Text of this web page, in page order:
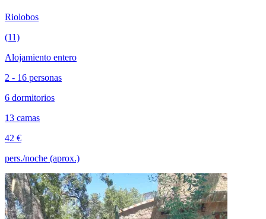
Riolobos
(11)
Alojamiento entero
2 - 16 personas
6 dormitorios
13 camas
42 €
pers./noche (aprox.)